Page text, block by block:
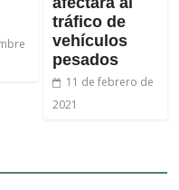
tráfico de
vehículos
pesados
11 de febrero de
2021